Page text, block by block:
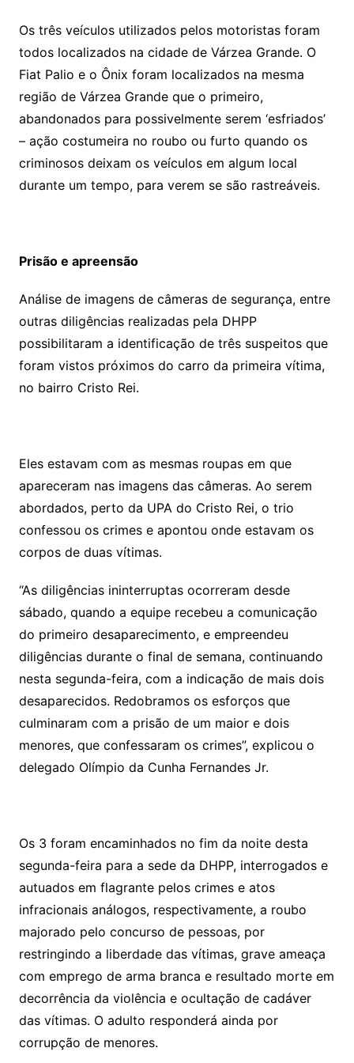
Os três veículos utilizados pelos motoristas foram
todos localizados na cidade de Várzea Grande. O
Fiat Palio e o Ônix foram localizados na mesma
região de Várzea Grande que o primeiro,
abandonados para possivelmente serem ‘esfriados’
– ação costumeira no roubo ou furto quando os
criminosos deixam os veículos em algum local
durante um tempo, para verem se são rastreáveis.
Prisão e apreensão
Análise de imagens de câmeras de segurança, entre
outras diligências realizadas pela DHPP
possibilitaram a identificação de três suspeitos que
foram vistos próximos do carro da primeira vítima,
no bairro Cristo Rei.
Eles estavam com as mesmas roupas em que
apareceram nas imagens das câmeras. Ao serem
abordados, perto da UPA do Cristo Rei, o trio
confessou os crimes e apontou onde estavam os
corpos de duas vítimas.
“As diligências ininterruptas ocorreram desde
sábado, quando a equipe recebeu a comunicação
do primeiro desaparecimento, e empreendeu
diligências durante o final de semana, continuando
nesta segunda-feira, com a indicação de mais dois
desaparecidos. Redobramos os esforços que
culminaram com a prisão de um maior e dois
menores, que confessaram os crimes”, explicou o
delegado Olímpio da Cunha Fernandes Jr.
Os 3 foram encaminhados no fim da noite desta
segunda-feira para a sede da DHPP, interrogados e
autuados em flagrante pelos crimes e atos
infracionais análogos, respectivamente, a roubo
majorado pelo concurso de pessoas, por
restringindo a liberdade das vítimas, grave ameaça
com emprego de arma branca e resultado morte em
decorrência da violência e ocultação de cadáver
das vítimas. O adulto responderá ainda por
corrupção de menores.